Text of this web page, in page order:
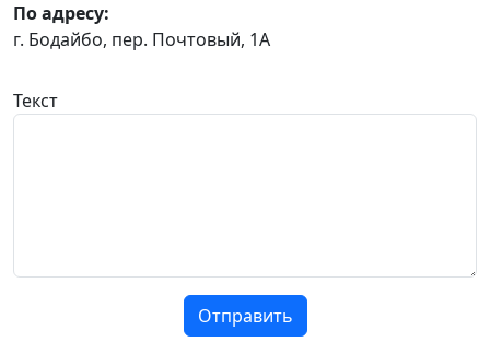
По адресу:
г. Бодайбо, пер. Почтовый, 1А
Текст
Отправить